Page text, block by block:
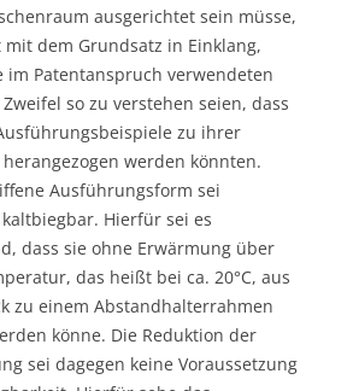
ausgerichtet sein müsse,
dem Grundsatz in Einklang,
im Patentanspruch verwendeten
so zu verstehen seien, dass
zu ihrer
werden könnten.
Ausführungsform sei
Hierfür sei es
dass sie ohne Erwärmung über
das heißt bei ca. 20°C, aus
zu einem Abstandhalterrahmen
könne. Die Reduktion der
sei dagegen keine Voraussetzung